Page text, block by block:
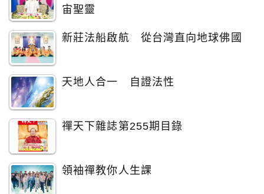
宙聖靈
新莊法船啟航 從台灣直向地球佛國
天地人合一 自證法性
禪天下雜誌第255期目錄
領袖禪教你人生課